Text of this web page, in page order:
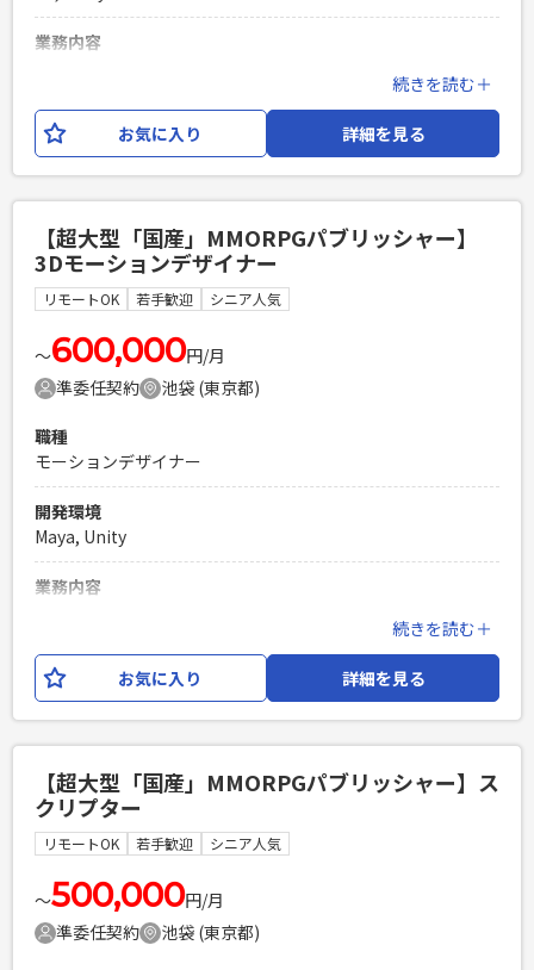
業務内容
す。 これからリリース予定のタイトルが複数あり、アウトゲ
ーム部分の開発経験が豊富な方を迎えして クオリティの高い
プロダクトを 作っていきたいと思います。 【具体的な業務内
部分の改修および新規実装 ・アウトゲーム部分を効率的に開
発するために必要な周辺ツールの実装および改修 ・その他、
エンジニア/デザイナー/プランナー間とのコミュニケーション
必須スキル
・スマートフォン向けコンテンツの開発経験、またはコンシ
ューマゲームの開発経験 ・Unity(C#)を使用した開発経験 ・
PHPを用いたWebサービスの開発経験4年以上
エンジニア複数人のチームでの開発経験
続きを読む＋
お気に入り 詳細を見る
【超大型「国産」MMORPGパブリッシャー】
3Dモーションデザイナー
リモートOK 若手歓迎 シニア人気
〜600,000円/月
準委任契約
池袋 (東京都)
職種
モーションデザイナー
開発環境
Maya, Unity
業務内容
ル、または新規のスマートフォンのモーションデザインで
す。 おもに以下のような業務を想定しています。 ・Mayaや
MotionBuilderを使ったモーション制作 ・Unityを使ったゲー
は、新規タイトルの企画や開発、既存タイトルの更新など、
希望と適性に応じた業務をお任せします。 また、本人のスキ
ルや経験に応じて、入社当初から新規タイトルの制作に参入
できる可能性もあります。 ◎環境 プロジェクトリーダーを筆
頭に、プログラマー、CGデザイナー、プランナーと10～20名
体制で取り組みます。 ◎仕事の魅力 お客様の声がダイレクト
に伝わってくるため、さまざまな面でやりがいを感じること
続きを読む＋
お気に入り 詳細を見る
【超大型「国産」MMORPGパブリッシャー】ス
クリプター
リモートOK 若手歓迎 シニア人気
〜500,000円/月
準委任契約
池袋 (東京都)